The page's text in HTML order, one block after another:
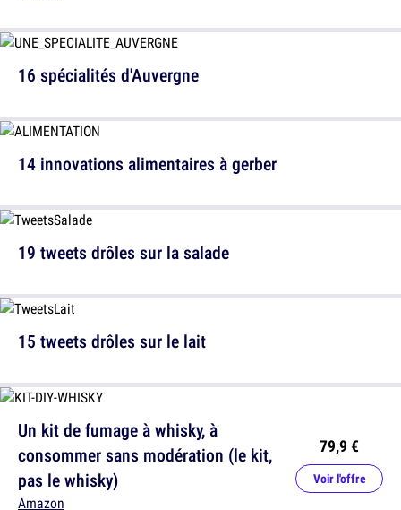
19 tweets drôles sur la salade
Un kit de fumage à whisky, à
consommer sans modération (le kit,
pas le whisky)
Amazon
79,9 €
Voir l'offre
16 spécialités d'Auvergne
14 innovations alimentaires à gerber
15 tweets drôles sur le lait